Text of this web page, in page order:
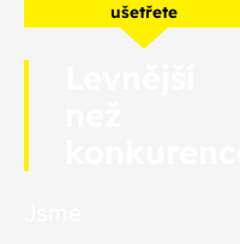
ušetřete